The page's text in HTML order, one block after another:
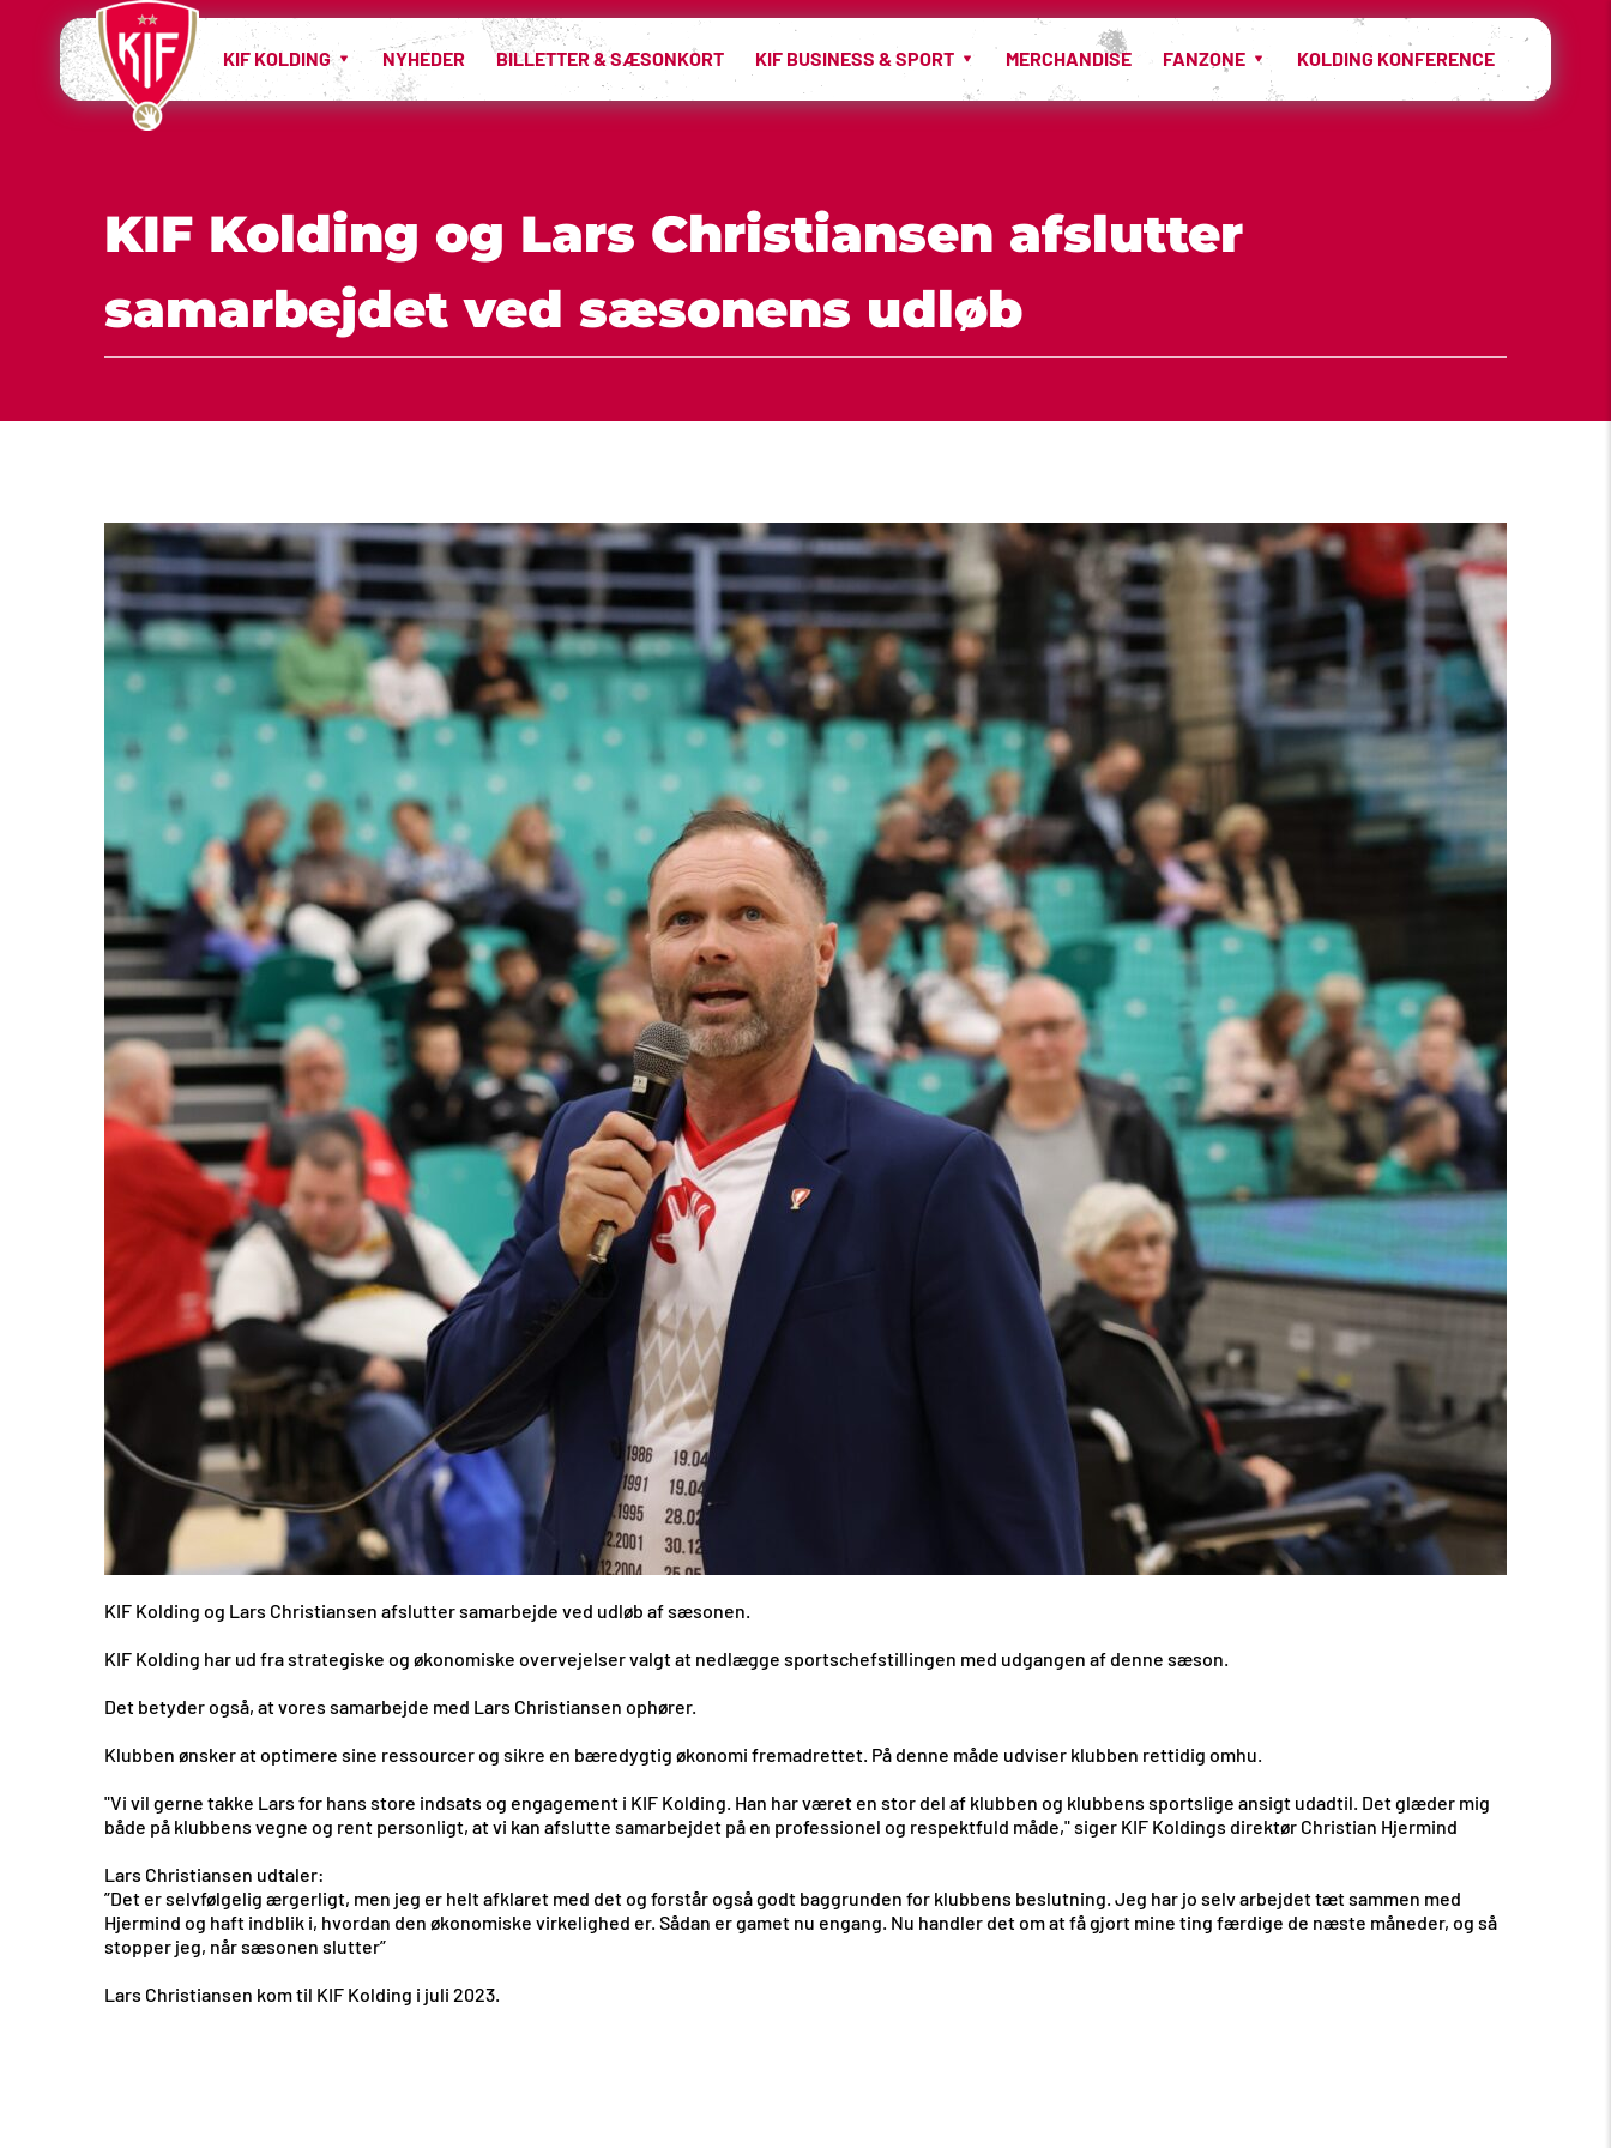
KIF KOLDING NYHEDER BILLETTER & SÆSONKORT KIF BUSINESS & SPORT MERCHANDISE FANZONE KOLDING KONFERENCE
KIF Kolding og Lars Christiansen afslutter
samarbejdet ved sæsonens udløb
KIF Kolding og Lars Christiansen afslutter samarbejde ved udløb af sæsonen.
KIF Kolding har ud fra strategiske og økonomiske overvejelser valgt at nedlægge sportschefstillingen med udgangen af denne sæson.
Det betyder også, at vores samarbejde med Lars Christiansen ophører.
Klubben ønsker at optimere sine ressourcer og sikre en bæredygtig økonomi fremadrettet. På denne måde udviser klubben rettidig omhu.
"Vi vil gerne takke Lars for hans store indsats og engagement i KIF Kolding. Han har været en stor del af klubben og klubbens sportslige ansigt udadtil. Det glæder mig
både på klubbens vegne og rent personligt, at vi kan afslutte samarbejdet på en professionel og respektfuld måde," siger KIF Koldings direktør Christian Hjermind
Lars Christiansen udtaler:
”Det er selvfølgelig ærgerligt, men jeg er helt afklaret med det og forstår også godt baggrunden for klubbens beslutning. Jeg har jo selv arbejdet tæt sammen med
Hjermind og haft indblik i, hvordan den økonomiske virkelighed er. Sådan er gamet nu engang. Nu handler det om at få gjort mine ting færdige de næste måneder, og så
stopper jeg, når sæsonen slutter”
Lars Christiansen kom til KIF Kolding i juli 2023.